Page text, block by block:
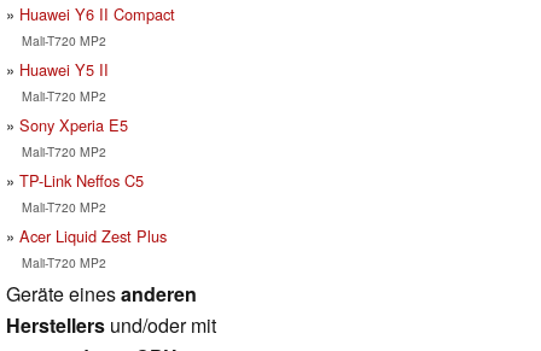
Huawei Y6 II Compact
Mali-T720 MP2
Huawei Y5 II
Mali-T720 MP2
Sony Xperia E5
Mali-T720 MP2
TP-Link Neffos C5
Mali-T720 MP2
Acer Liquid Zest Plus
Mali-T720 MP2
Geräte einesanderen
Herstellers und/oder mit